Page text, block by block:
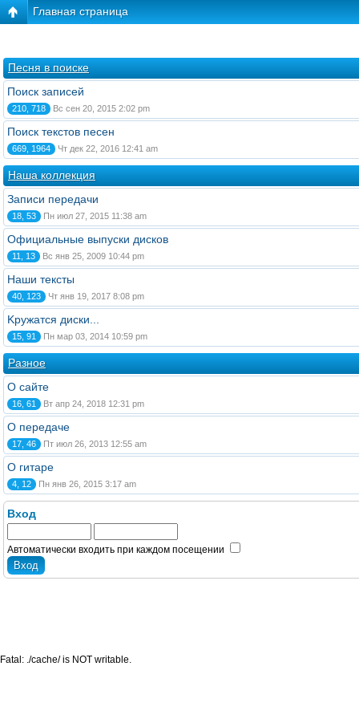
Главная страница
Песня в поиске
Поиск записей
210, 718 Вс сен 20, 2015 2:02 pm
Поиск текстов песен
669, 1964 Чт дек 22, 2016 12:41 am
Наша коллекция
Записи передачи
18, 53 Пн июл 27, 2015 11:38 am
Официальные выпуски дисков
11, 13 Вс янв 25, 2009 10:44 pm
Наши тексты
40, 123 Чт янв 19, 2017 8:08 pm
Kружатся диски...
15, 91 Пн мар 03, 2014 10:59 pm
Разное
О сайте
16, 61 Вт апр 24, 2018 12:31 pm
О передаче
17, 46 Пт июл 26, 2013 12:55 am
О гитаре
4, 12 Пн янв 26, 2015 3:17 am
Вход
Автоматически входить при каждом посещении
Fatal: ./cache/ is NOT writable.